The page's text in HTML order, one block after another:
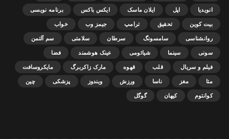
انویدیا اپل ایلان ماسک ایکس باکس برنامه نویسی
بیت کوین تحقیق ترامپ جیمز وب خواب
روانشناسی سامسونگ سرطان سلامتی سم آلتمن
سونی سینما شیائومی عینک هوشمند فضا
فیلم و سریال قلب قهوه مارک زاکربرگ مایکروسافت
متا مغز ناسا ورزش ویندوز پزشکی چین
کوانتوم کیهان گوگل